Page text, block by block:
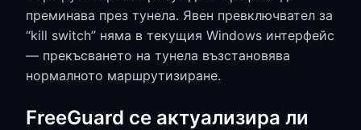
преминава през тунела. Явeн превключвател за
“kill switch” няма в текущия Windows интерфейс
— прекъсването на тунела възстановява
нормалното маршрутизиране.
FreeGuard се актуализира ли